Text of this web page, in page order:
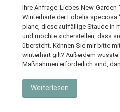
Ihre Anfrage: Liebes New-
Winterhärte der Lobelia speciosa
plane, diese auffällige Staude in
und möchte sicherstellen, dass
übersteht. Können Sie mir bitte
winterhart gilt? Außerdem
Maßnahmen erforderlich sind,
Weiterlesen